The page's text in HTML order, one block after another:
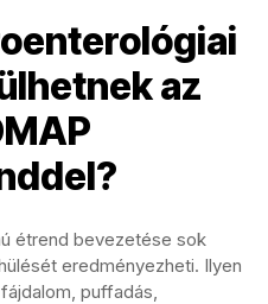
az
étrend bevezetése sok
eredményezheti. Ilyen
puffadás,